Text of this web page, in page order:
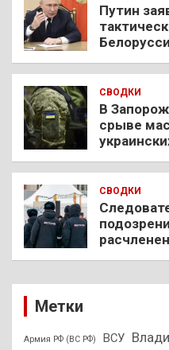
Путин
СВОДКИ
В
срыве
СВОДКИ
Метки
Армия РФ (ВС РФ) ВСУ